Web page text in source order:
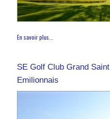
En savoir plus...
SE Golf Club Grand Saint
Emilionnais